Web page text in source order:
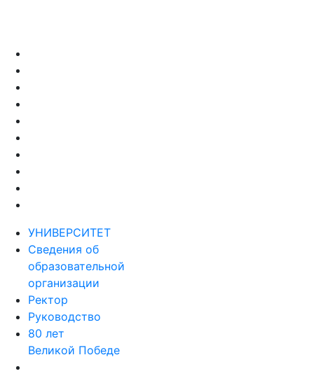
УНИВЕРСИТЕТ
Сведения об
образовательной
организации
Ректор
Руководство
80 лет
Великой Победе